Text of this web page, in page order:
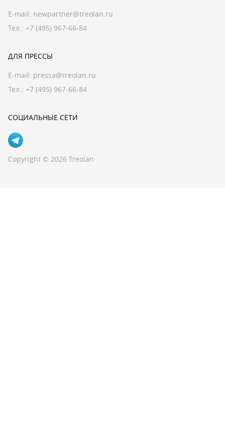
E-mail: newpartner@treolan.ru
Тел.: +7 (495) 967-66-84
ДЛЯ ПРЕССЫ
E-mail: pressa@treolan.ru
Тел.: +7 (495) 967-66-84
СОЦИАЛЬНЫЕ СЕТИ
Copyright © 2026 Treolan